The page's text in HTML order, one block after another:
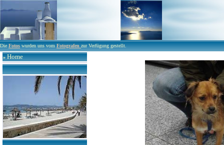
DieFotoswurden uns vomFotografenzur Verfügung gestellt.
» Home